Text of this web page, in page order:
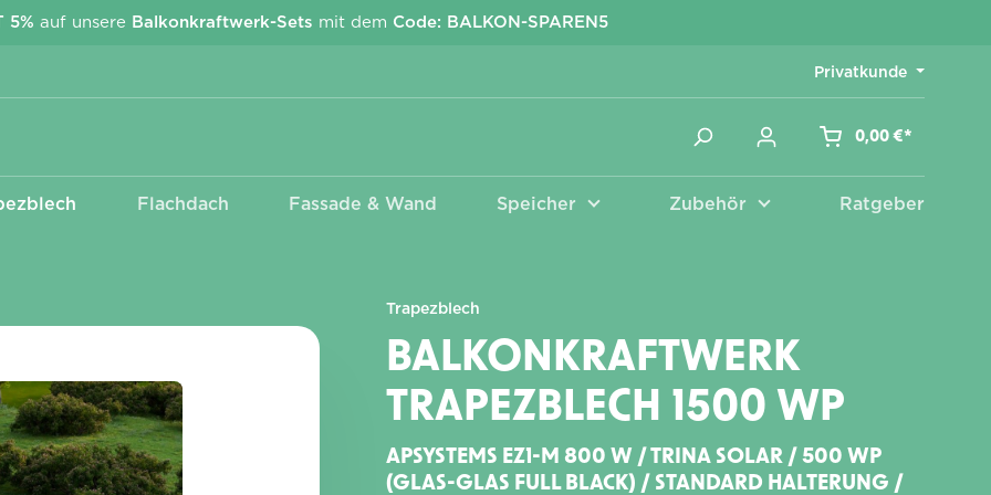
5% auf unsere Balkonkraftwerk-Sets mit dem Code: BALKON-SPAREN5
Privatkunde
0,00 €*
Flachdach Fassade & Wand Speicher Zubehör Ratgeber
DeyeTrapezblech
BALKONKRAFTWERK
TRAPEZBLECH 1500 WP
APSYSTEMS EZ1-M 800 W / TRINA SOLAR / 500 WP
(GLAS-GLAS FULL BLACK) / STANDARD HALTERUNG /